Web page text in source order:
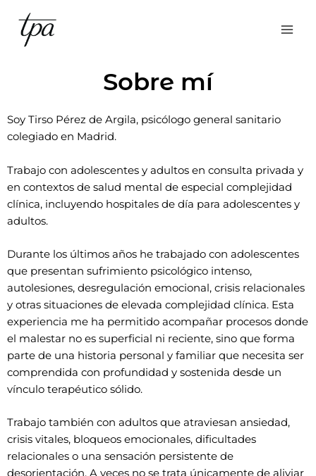
contenido
Sobre mí
Soy Tirso Pérez de Argila, psicólogo general sanitario
colegiado en Madrid.
Trabajo con adolescentes y adultos en consulta privada y
en contextos de salud mental de especial complejidad
clínica, incluyendo hospitales de día para adolescentes y
adultos.
Durante los últimos años he trabajado con adolescentes
que presentan sufrimiento psicológico intenso,
autolesiones, desregulación emocional, crisis relacionales
y otras situaciones de elevada complejidad clínica. Esta
experiencia me ha permitido acompañar procesos donde
el malestar no es superficial ni reciente, sino que forma
parte de una historia personal y familiar que necesita ser
comprendida con profundidad y sostenida desde un
vínculo terapéutico sólido.
Trabajo también con adultos que atraviesan ansiedad,
crisis vitales, bloqueos emocionales, dificultades
relacionales o una sensación persistente de
desorientación. A veces no se trata únicamente de aliviar